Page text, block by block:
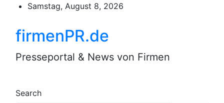
content
Samstag, August 8, 2026
firmenPR.de
Presseportal & News von Firmen
Search